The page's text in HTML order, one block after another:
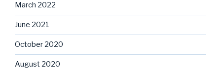
March 2022
June 2021
October 2020
August 2020